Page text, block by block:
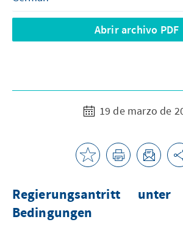
Abrir archivo PDF
19 de marzo de
Regierungsantritt unter
Bedingungen